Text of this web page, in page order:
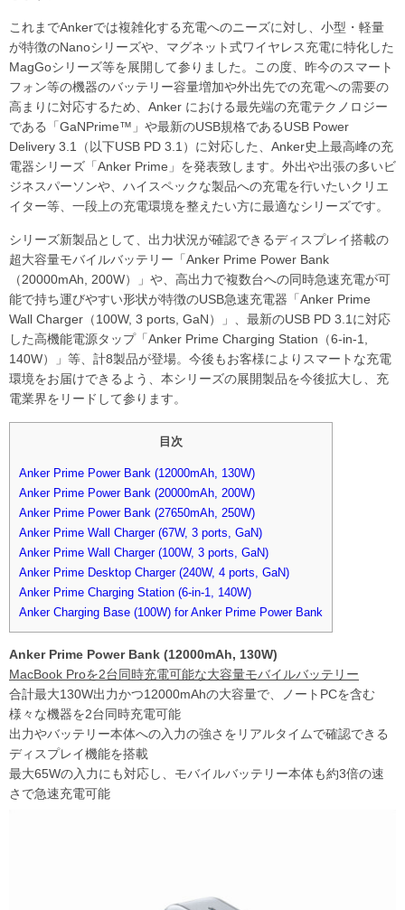
これまでAnkerでは複雑化する充電へのニーズに対し、小型・軽量
が特徴のNanoシリーズや、マグネット式ワイヤレス充電に特化した
MagGoシリーズ等を展開して参りました。この度、昨今のスマート
フォン等の機器のバッテリー容量増加や外出先での充電への需要の
高まりに対応するため、Anker における最先端の充電テクノロジー
である「GaNPrime™」や最新のUSB規格であるUSB Power
Delivery 3.1（以下USB PD 3.1）に対応した、Anker史上最高峰の充
電器シリーズ「Anker Prime」を発表致します。外出や出張の多いビ
ジネスパーソンや、ハイスペックな製品への充電を行いたいクリエ
イター等、一段上の充電環境を整えたい方に最適なシリーズです。
シリーズ新製品として、出力状況が確認できるディスプレイ搭載の
超大容量モバイルバッテリー「Anker Prime Power Bank
（20000mAh, 200W）」や、高出力で複数台への同時急速充電が可
能で持ち運びやすい形状が特徴のUSB急速充電器「Anker Prime
Wall Charger（100W, 3 ports, GaN）」、最新のUSB PD 3.1に対応
した高機能電源タップ「Anker Prime Charging Station（6-in-1,
140W）」等、計8製品が登場。今後もお客様によりスマートな充電
環境をお届けできるよう、本シリーズの展開製品を今後拡大し、充
電業界をリードして参ります。
目次
Anker Prime Power Bank (12000mAh, 130W)
Anker Prime Power Bank (20000mAh, 200W)
Anker Prime Power Bank (27650mAh, 250W)
Anker Prime Wall Charger (67W, 3 ports, GaN)
Anker Prime Wall Charger (100W, 3 ports, GaN)
Anker Prime Desktop Charger (240W, 4 ports, GaN)
Anker Prime Charging Station (6-in-1, 140W)
Anker Charging Base (100W) for Anker Prime Power Bank
Anker Prime Power Bank (12000mAh, 130W)
MacBook Proを2台同時充電可能な大容量モバイルバッテリー
合計最大130W出力かつ12000mAhの大容量で、ノートPCを含む
様々な機器を2台同時充電可能
出力やバッテリー本体への入力の強さをリアルタイムで確認できる
ディスプレイ機能を搭載
最大65Wの入力にも対応し、モバイルバッテリー本体も約3倍の速
さで急速充電可能